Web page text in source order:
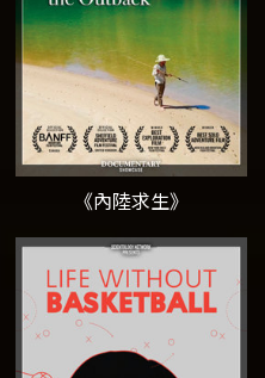
《內陸求生》